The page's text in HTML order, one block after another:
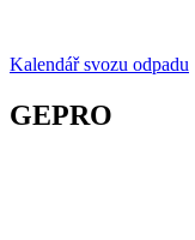
Kalendář svozu odpadu
GEPRO